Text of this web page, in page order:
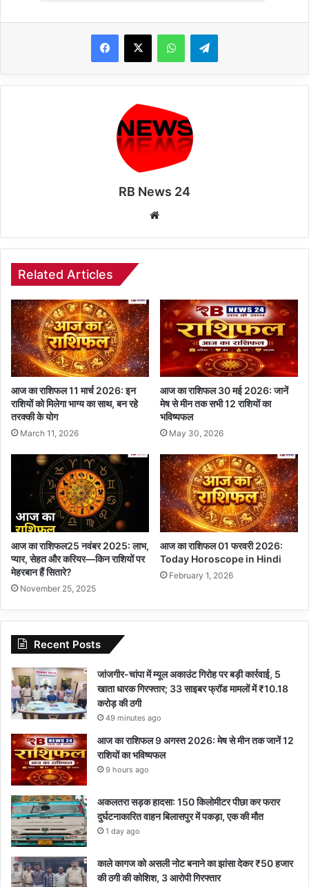
WhatsAppTelegram
RB News 24
Related Articles
आज का राशिफल 11 मार्च 2026: इन
राशियों को मिलेगा भाग्य का साथ, बन रहे
तरक्की के योग
March 11, 2026
आज का राशिफल 30 मई 2026: जानें
मेष से मीन तक सभी 12 राशियों का
भविष्यफल
May 30, 2026
आज का राशिफल25 नवंबर 2025: लाभ,
प्यार, सेहत और करियर—किन राशियों पर
मेहरबान हैं सितारे?
November 25, 2025
आज का राशिफल 01 फरवरी 2026:
Today Horoscope in Hindi
February 1, 2026
Recent Posts
जांजगीर-चांपा में म्यूल अकाउंट गिरोह पर बड़ी कार्रवाई, 5
खाता धारक गिरफ्तार; 33 साइबर फ्रॉड मामलों में ₹10.18
करोड़ की ठगी
49 minutes ago
आज का राशिफल 9 अगस्त 2026: मेष से मीन तक जानें 12
राशियों का भविष्यफल
9 hours ago
अकलतरा सड़क हादसा: 150 किलोमीटर पीछा कर फरार
दुर्घटनाकारित वाहन बिलासपुर में पकड़ा, एक की मौत
1 day ago
काले कागज को असली नोट बनाने का झांसा देकर ₹50 हजार
की ठगी की कोशिश, 3 आरोपी गिरफ्तार